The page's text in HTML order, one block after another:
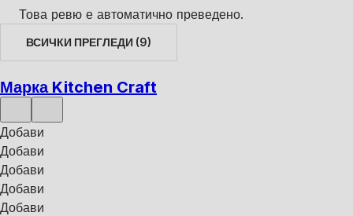
Това ревю е автоматично преведено.
ВСИЧКИ ПРЕГЛЕДИ (9)
Марка Kitchen Craft
Добави
Добави
Добави
Добави
Добави